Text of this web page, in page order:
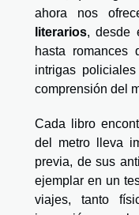
ahora nos
literarios, desde
hasta romances
intrigas
comprensión del
Cada libro
del metro lleva
previa, de sus
ejemplar en un
viajes, tanto